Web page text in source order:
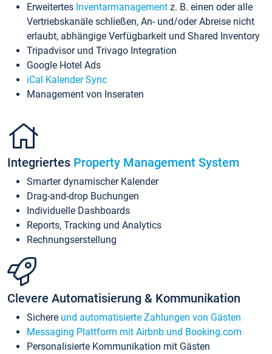
Erweitertes Inventarmanagement z. B. einen oder alle
Vertriebskanäle schließen, An- und/oder Abreise nicht
erlaubt, abhängige Verfügbarkeit und Shared Inventory
Tripadvisor und Trivago Integration
Google Hotel Ads
iCal Kalender Sync
Management von Inseraten
Integriertes Property Management System
Smarter dynamischer Kalender
Drag-and-drop Buchungen
Individuelle Dashboards
Reports, Tracking und Analytics
Rechnungserstellung
Clevere Automatisierung & Kommunikation
Sichere und automatisierte Zahlungen von Gästen
Messaging Plattform mit Airbnb und Booking.com
Personalisierte Kommunikation mit Gästen